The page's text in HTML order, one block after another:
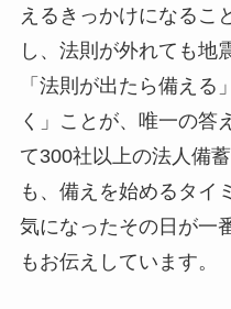
えるきっかけになるこ
し、法則が外れても地
「法則が出たら備え
く」ことが、唯一の答
て300社以上の法人備
も、備えを始めるタイ
気になったその日が一
もお伝えしています。